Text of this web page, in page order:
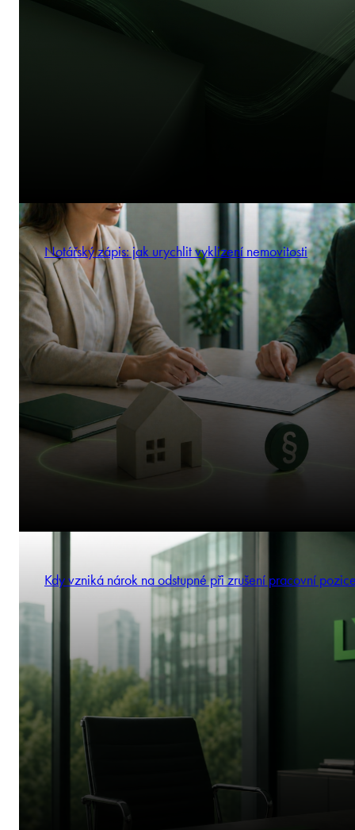
Notářský zápis: jak urychlit vyklizení nemovitosti
Kdy vzniká nárok na odstupné při zrušení pracovní